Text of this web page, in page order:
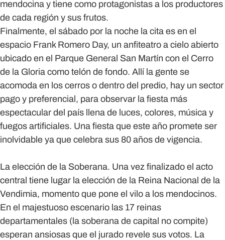
mendocina y tiene como protagonistas a los productores
de cada región y sus frutos.
Finalmente, el sábado por la noche la cita es en el
espacio Frank Romero Day, un anfiteatro a cielo abierto
ubicado en el Parque General San Martín con el Cerro
de la Gloria como telón de fondo. Allí la gente se
acomoda en los cerros o dentro del predio, hay un sector
pago y preferencial, para observar la fiesta más
espectacular del país llena de luces, colores, música y
fuegos artificiales. Una fiesta que este año promete ser
inolvidable ya que celebra sus 80 años de vigencia.
La elección de la Soberana. Una vez finalizado el acto
central tiene lugar la elección de la Reina Nacional de la
Vendimia, momento que pone el vilo a los mendocinos.
En el majestuoso escenario las 17 reinas
departamentales (la soberana de capital no compite)
esperan ansiosas que el jurado revele sus votos. La